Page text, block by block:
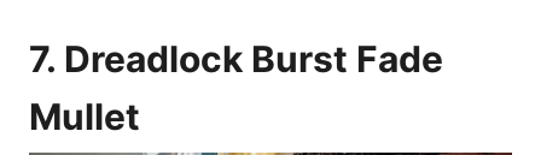
7. Dreadlock Burst Fade
Mullet